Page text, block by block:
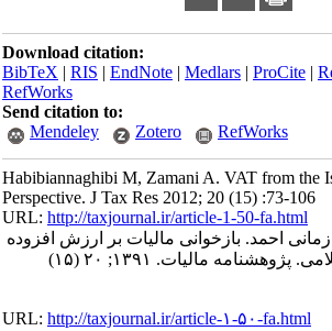
Download citation:
BibTeX|RIS|EndNote|Medlars|ProCite|
RefWorks
Send citation to:
Mendeley
Zotero RefWorks
Habibiannaghibi M, Zamani A. VAT from the
Perspective. J Tax Res 2012; 20 (15) :73-106
URL:http://taxjournal.ir/article-1-50-fa.html
احمد. بازخوانی مالیات بر ارزش افزوده
از منظر شریعت اسلامی. پژوهشنامه مالیات. ۱۳۹۱; ۲۰ (۱۵)
URL:http://taxjournal.ir/article-۱-۵۰-fa.html